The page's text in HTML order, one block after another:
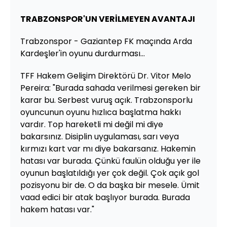
TRABZONSPOR'UN VERİLMEYEN AVANTAJI
Trabzonspor - Gaziantep FK maçında Arda
Kardeşler'in oyunu durdurması...
TFF Hakem Gelişim Direktörü Dr. Vitor Melo
Pereira: "Burada sahada verilmesi gereken bir
karar bu. Serbest vuruş açık. Trabzonsporlu
oyuncunun oyunu hızlıca başlatma hakkı
vardır. Top hareketli mi değil mi diye
bakarsınız. Disiplin uygulaması, sarı veya
kırmızı kart var mı diye bakarsanız. Hakemin
hatası var burada. Çünkü faulün olduğu yer ile
oyunun başlatıldığı yer çok değil. Çok açık gol
pozisyonu bir de. O da başka bir mesele. Ümit
vaad edici bir atak başlıyor burada. Burada
hakem hatası var."